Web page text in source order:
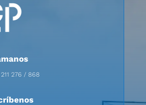
276 / 868